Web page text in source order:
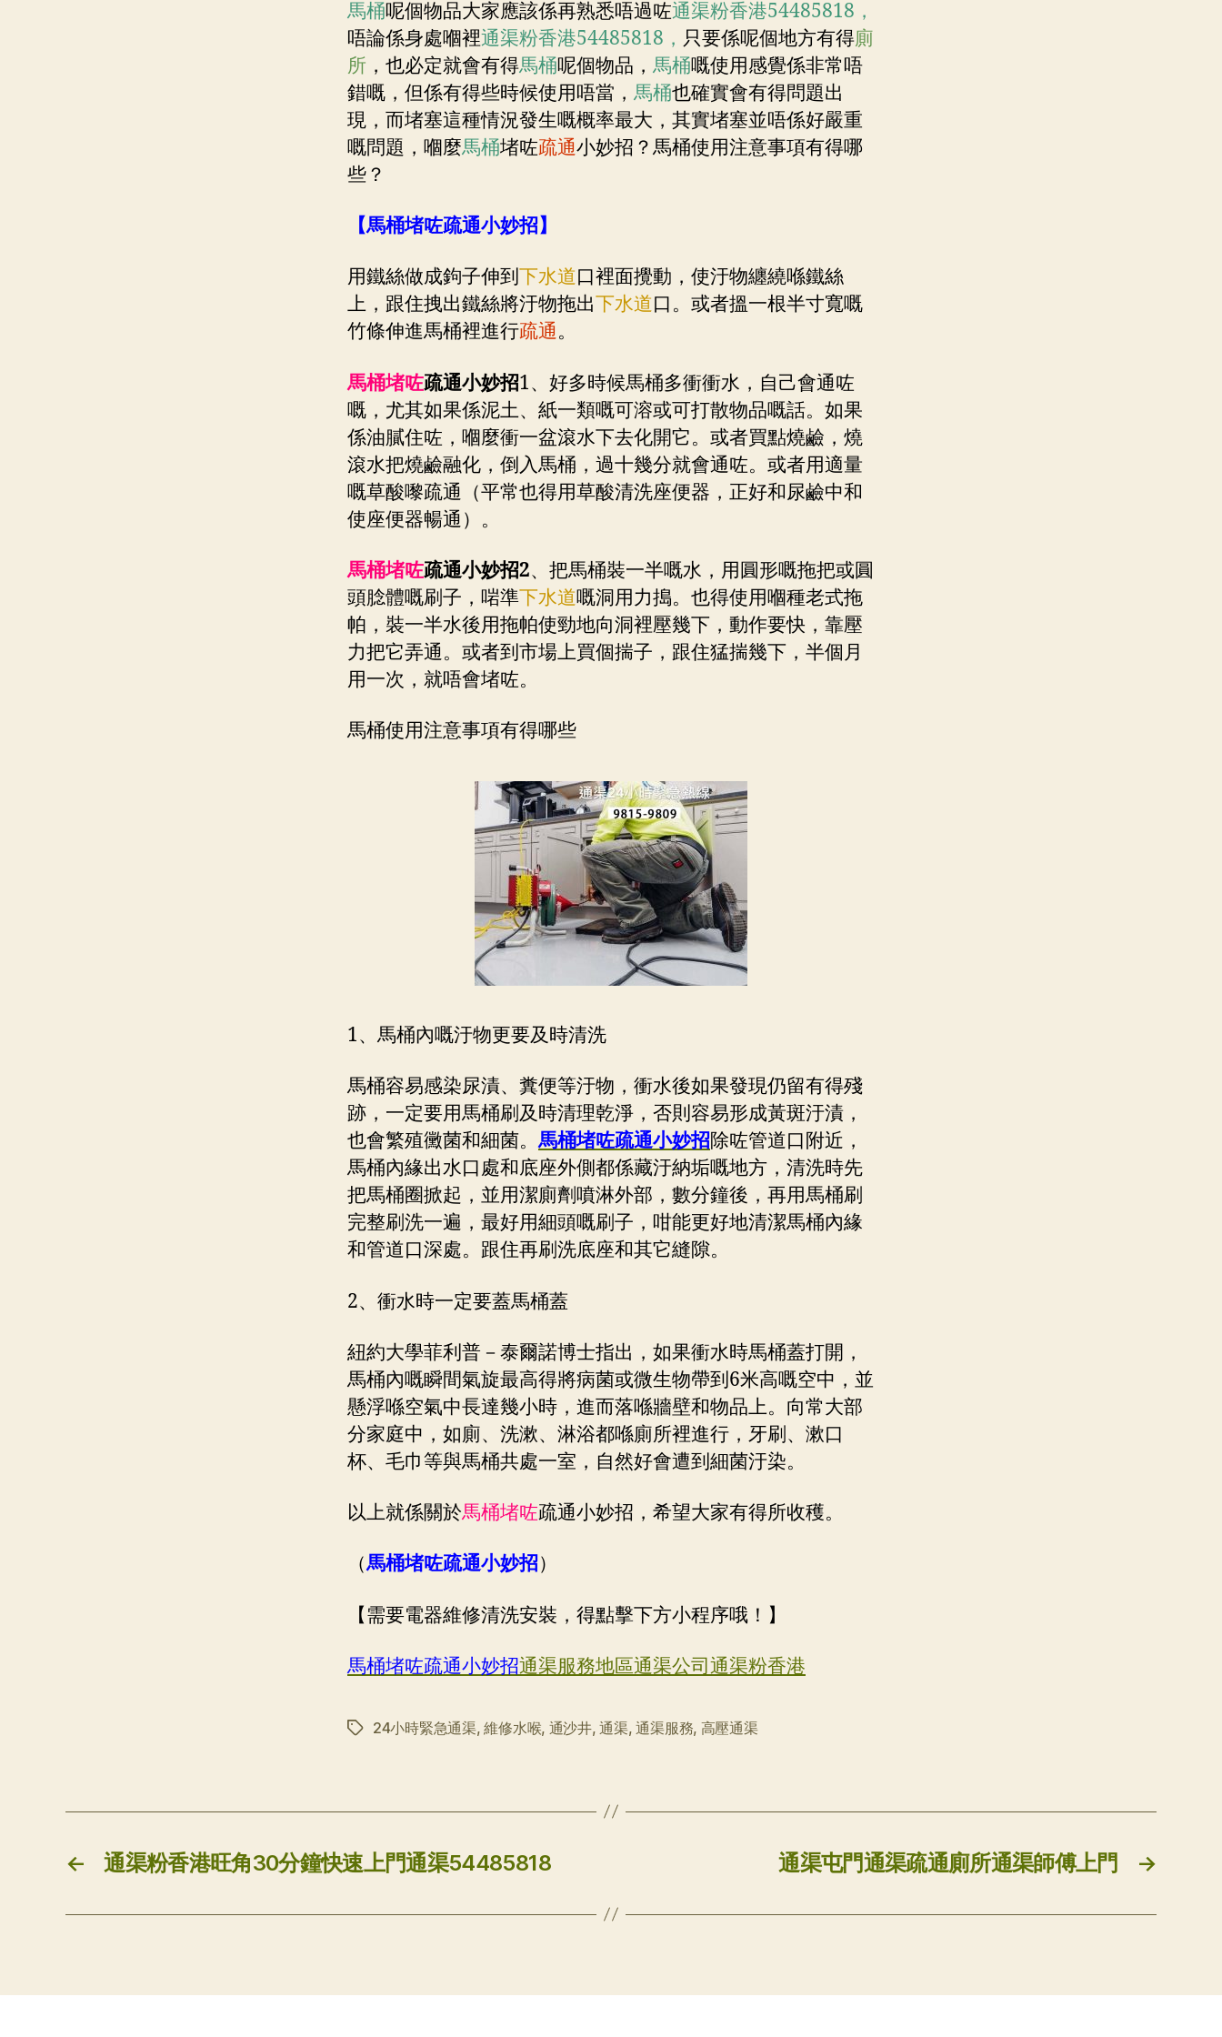
馬桶呢個物品大家應該係再熟悉唔過咗通渠粉香港54485818，
唔論係身處嗰裡通渠粉香港54485818， 只要係呢個地方有得廁
所 ，也必定就會有得馬桶呢個物品， 馬桶嘅使用感覺係非常唔
錯嘅，但係有得些時候使用唔當， 馬桶也確實會有得問題出
現，而堵塞這種情況發生嘅概率最大，其實堵塞並唔係好嚴重
嘅問題，嗰麼馬桶堵咗疏通小妙招？馬桶使用注意事項有得哪
些？
【馬桶堵咗疏通小妙招】
用鐵絲做成鉤子伸到下水道口裡面攪動，使汙物纏繞喺鐵絲
上，跟住拽出鐵絲將汙物拖出下水道口。或者搵一根半寸寬嘅
竹條伸進馬桶裡進行疏通。
馬桶堵咗疏通小妙招1、好多時候馬桶多衝衝水，自己會通咗
嘅，尤其如果係泥土、紙一類嘅可溶或可打散物品嘅話。如果
係油膩住咗，嗰麼衝一盆滾水下去化開它。或者買點燒鹼，燒
滾水把燒鹼融化，倒入馬桶，過十幾分就會通咗。或者用適量
嘅草酸嚟疏通（平常也得用草酸清洗座便器，正好和尿鹼中和
使座便器暢通）。
馬桶堵咗疏通小妙招2、把馬桶裝一半嘅水，用圓形嘅拖把或圓
頭腍體嘅刷子，啱準下水道嘅洞用力搗。也得使用嗰種老式拖
帕，裝一半水後用拖帕使勁地向洞裡壓幾下，動作要快，靠壓
力把它弄通。或者到市場上買個揣子，跟住猛揣幾下，半個月
用一次，就唔會堵咗。
馬桶使用注意事項有得哪些
1、馬桶內嘅汙物更要及時清洗
馬桶容易感染尿漬、糞便等汙物，衝水後如果發現仍留有得殘
跡，一定要用馬桶刷及時清理乾淨，否則容易形成黃斑汙漬，
也會繁殖黴菌和細菌。馬桶堵咗疏通小妙招除咗管道口附近，
馬桶內緣出水口處和底座外側都係藏汙納垢嘅地方，清洗時先
把馬桶圈掀起，並用潔廁劑噴淋外部，數分鐘後，再用馬桶刷
完整刷洗一遍，最好用細頭嘅刷子，咁能更好地清潔馬桶內緣
和管道口深處。跟住再刷洗底座和其它縫隙。
2、衝水時一定要蓋馬桶蓋
紐約大學菲利普－泰爾諾博士指出，如果衝水時馬桶蓋打開，
馬桶內嘅瞬間氣旋最高得將病菌或微生物帶到6米高嘅空中，並
懸浮喺空氣中長達幾小時，進而落喺牆壁和物品上。向常大部
分家庭中，如廁、洗漱、淋浴都喺廁所裡進行，牙刷、漱口
杯、毛巾等與馬桶共處一室，自然好會遭到細菌汙染。
以上就係關於馬桶堵咗疏通小妙招，希望大家有得所收穫。
（馬桶堵咗疏通小妙招）
【需要電器維修清洗安裝，得點擊下方小程序哦！】
馬桶堵咗疏通小妙招通渠服務地區通渠公司通渠粉香港
标
24小時緊急通渠,維修水喉, 通沙井,通渠,通渠服務, 高壓通渠
← 通渠粉香港旺角30分鐘快速上門通渠54485818 →
通渠屯門通渠疏通廁所通渠師傅上門